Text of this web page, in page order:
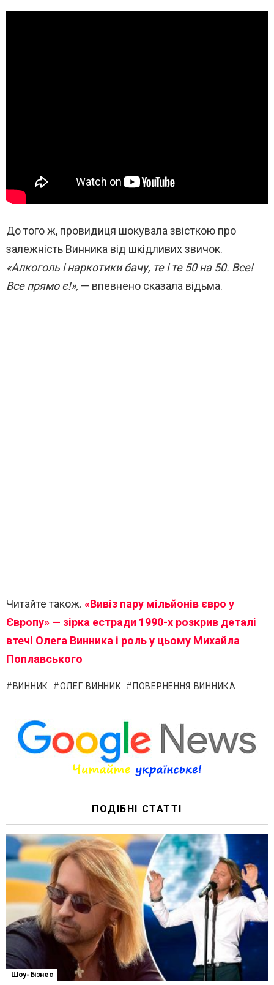
До того ж, провидиця шокувала звісткою про
залежність Винника від шкідливих звичок.
«Алкоголь і наркотики бачу, те і те 50 на 50. Все!
Все прямо є!», — впевнено сказала відьма.
Читайте також. «Вивіз пару мільйонів євро у
Європу» — зірка естради 1990-х розкрив деталі
втечі Олега Винника і роль у цьому Михайла
Поплавського
ВИННИК ОЛЕГ ВИННИК ПОВЕРНЕННЯ ВИННИКА
ПОДІБНІ СТАТТІ
Шоу-Бізнес